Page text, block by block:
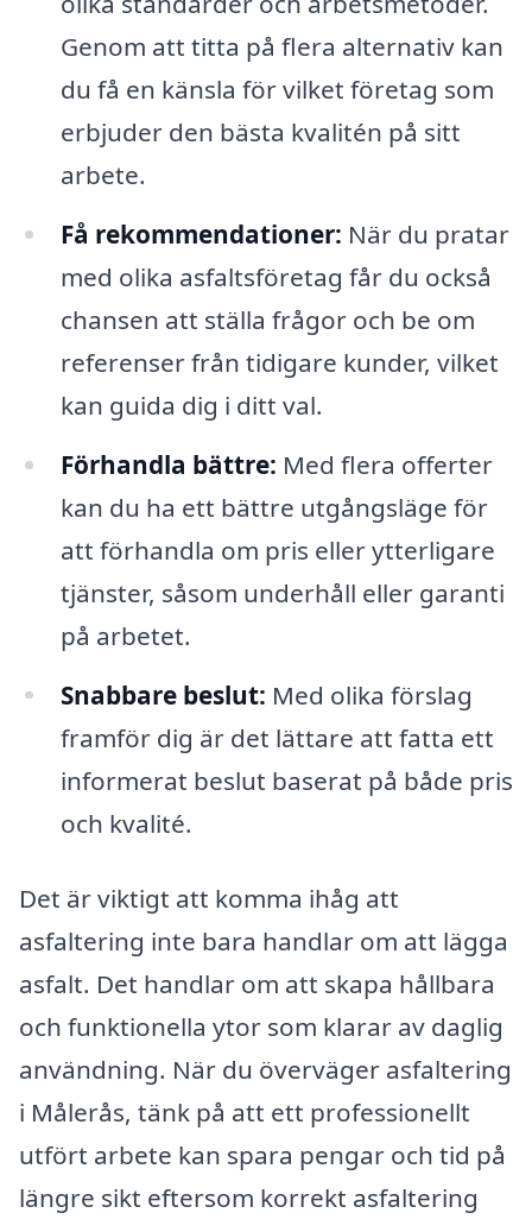
Genom att titta på flera alternativ kan
du få en känsla för vilket företag som
erbjuder den bästa kvalitén på sitt
arbete.
Få rekommendationer: När du pratar
med olika asfaltsföretag får du också
chansen att ställa frågor och be om
referenser från tidigare kunder, vilket
kan guida dig i ditt val.
Förhandla bättre: Med flera offerter
kan du ha ett bättre utgångsläge för
att förhandla om pris eller ytterligare
tjänster, såsom underhåll eller garanti
på arbetet.
Snabbare beslut: Med olika förslag
framför dig är det lättare att fatta ett
informerat beslut baserat på både pris
och kvalité.
Det är viktigt att komma ihåg att
asfaltering inte bara handlar om att lägga
asfalt. Det handlar om att skapa hållbara
och funktionella ytor som klarar av daglig
användning. När du överväger asfaltering
i Målerås, tänk på att ett professionellt
utfört arbete kan spara pengar och tid på
längre sikt eftersom korrekt asfaltering